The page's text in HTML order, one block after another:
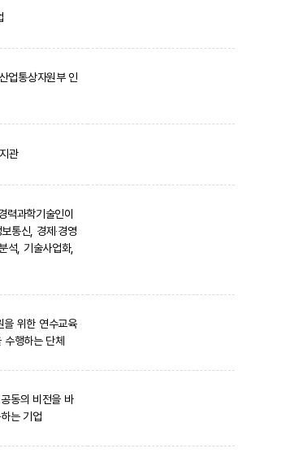
업통상자원부 인
관
력과학기술인이
통신, 경제‧경영
석, 기술사업화,
위한 연수교육
행하는 단체
동의 비전을 바
는 기업